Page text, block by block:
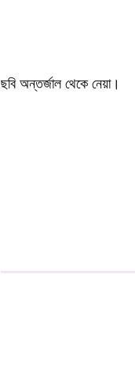
ছবি অন্তর্জাল থেকে নেয়া।